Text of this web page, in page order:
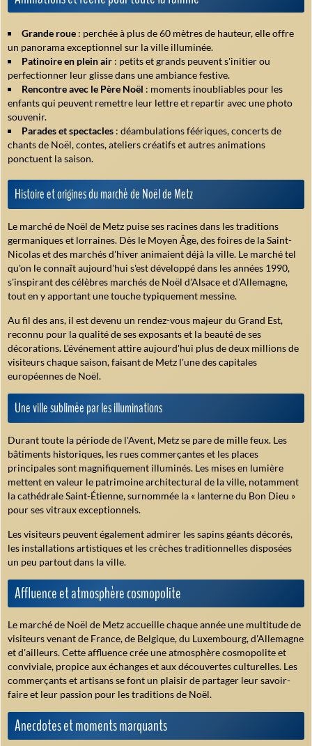
Grande roue : perchée à plus de 60 mètres de hauteur, elle offre
un panorama exceptionnel sur la ville illuminée.
Patinoire en plein air : petits et grands peuvent s'initier ou
perfectionner leur glisse dans une ambiance festive.
Rencontre avec le Père Noël : moments inoubliables pour les
enfants qui peuvent remettre leur lettre et repartir avec une photo
souvenir.
Parades et spectacles : déambulations féériques, concerts de
chants de Noël, contes, ateliers créatifs et autres animations
ponctuent la saison.
Histoire et origines du marché de Noël de Metz
Le marché de Noël de Metz puise ses racines dans les traditions
germaniques et lorraines. Dès le Moyen Âge, des foires de la Saint-
Nicolas et des marchés d'hiver animaient déjà la ville. Le marché tel
qu'on le connaît aujourd'hui s'est développé dans les années 1990,
s'inspirant des célèbres marchés de Noël d'Alsace et d'Allemagne,
tout en y apportant une touche typiquement messine.
Au fil des ans, il est devenu un rendez-vous majeur du Grand Est,
reconnu pour la qualité de ses exposants et la beauté de ses
décorations. L'événement attire aujourd'hui plus de deux millions de
visiteurs chaque saison, faisant de Metz l'une des capitales
européennes de Noël.
Une ville sublimée par les illuminations
Durant toute la période de l'Avent, Metz se pare de mille feux. Les
bâtiments historiques, les rues commerçantes et les places
principales sont magnifiquement illuminés. Les mises en lumière
mettent en valeur le patrimoine architectural de la ville, notamment
la cathédrale Saint-Étienne, surnommée la « lanterne du Bon Dieu »
pour ses vitraux exceptionnels.
Les visiteurs peuvent également admirer les sapins géants décorés,
les installations artistiques et les crèches traditionnelles disposées
un peu partout dans la ville.
Affluence et atmosphère cosmopolite
Le marché de Noël de Metz accueille chaque année une multitude de
visiteurs venant de France, de Belgique, du Luxembourg, d'Allemagne
et d'ailleurs. Cette affluence crée une atmosphère cosmopolite et
conviviale, propice aux échanges et aux découvertes culturelles. Les
commerçants et artisans se font un plaisir de partager leur savoir-
faire et leur passion pour les traditions de Noël.
Anecdotes et moments marquants